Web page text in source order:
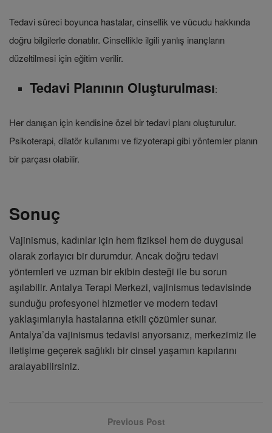
Tedavi süreci boyunca hastalar, cinsellik ve vücudu hakkında
doğru bilgilerle donatılır. Cinsellikle ilgili yanlış inançların
düzeltilmesi için eğitim verilir.
Tedavi Planının Oluşturulması:
Her danışan için kendisine özel bir tedavi planı oluşturulur.
Psikoterapi, dilatör kullanımı ve fizyoterapi gibi yöntemler planın
bir parçası olabilir.
Sonuç
Vajinismus, kadınlar için hem fiziksel hem de duygusal
olarak zorlayıcı bir durumdur. Ancak doğru tedavi
yöntemleri ve uzman bir ekibin desteği ile bu sorun
aşılabilir. Antalya Terapi Merkezi, vajinismus tedavisinde
sunduğu profesyonel hizmetler ve modern tedavi
yaklaşımlarıyla hastalarına etkili çözümler sunar.
Antalya’da vajinismus tedavisi arıyorsanız, merkezimiz ile
iletişime geçerek sağlıklı bir cinsel yaşamın kapılarını
aralayabilirsiniz.
Previous Post